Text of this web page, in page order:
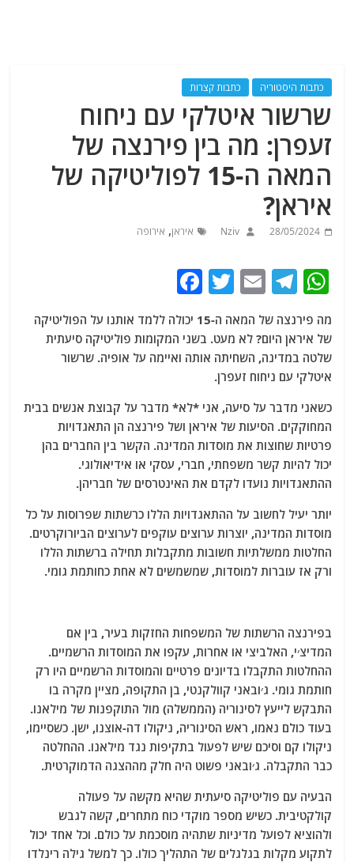
כתבות היסטוריה כתבות קצרות
שרשור איטלקי עם ניחוח
זעפרן: מה בין פירנצה של
המאה ה-15 לפוליטיקה של
איראן?
28/05/2024
Nziv איראן, אירופה
W
at
s
A
p
p
T
el
e
g
ra
m
E
ai
l
T
itt
er
a
c
e
o
o
k
מה פירנצה של המאה ה-15 יכולה ללמד אותנו על הפוליטיקה
של איראן היום? לא מעט. בשני המקומות פוליטיקה סיעתית
שלטה במדינה, השחיתה אותה ואיימה על אופיה. שרשור
איטלקי עם ניחוח זעפרן.
כשאני מדבר על סיעה, אני *לא* מדבר על קבוצת אנשים בבית
המחוקקים. הסיעות של איראן ושל פירנצה הן התאגדויות
פרטיות שחוצות את מוסדות המדינה. הקשר בין החברים בהן
יכול להיות קשר משפחתי, חברי, עסקי או אידיאולוגי.
ההתאגדויות נועדו לקדם את האינטרסים של חבריהן.
יותר יעיל לחשוב על ההתאגדויות הללו כרשתות שפרוסות על כל
מוסדות המדינה, יוצרות ערוצים עוקפים לערוצים הביורוקרטים.
החלטות ממשלתיות חשובות מתקבלות תחילה ברשתות הללו
ורק אז עוברות למוסדות, שמשמשים לא אחת כחותמת גומי.
בפירנצה הרשתות של המשפחות החזקות בעיר, בין אם
המדיצ׳י, האלביצי או אחרות, עקפו את המוסדות הרשמיים.
ההחלטות התקבלו בדיונים פרטיים והמוסדות הרשמיים היו רק
חותמת גומי. ג׳ובאני קוולקנטי, בן התקופה, מציין מקרה בו
התבקש לייעץ לסינוריה (הממשלה) מול התוקפנות של מילאנו.
בעוד כולם נאמו, ראש הסינוריה, ניקולו דה-אוצנו, ישן. כשסיימו,
ניקולו קם וסיכם שיש לפעול בתקיפות נגד מילאנו. ההחלטה
כבר התקבלה. ג׳ובאני פשוט היה חלק מההצגה הדמוקרטית.
הבעיה עם פוליטיקה סיעתית שהיא מקשה על פעולה
קולקטיבית. כשיש מספר מוקדי כוח מתחרים, קשה לגבש
ולהוציא לפועל מדיניות שתהיה מוסכמת על כולם. וכל אחד יכול
לתקוע מקלות בגלגלים של התהליך כולו. כך למשל גילה רינלדו